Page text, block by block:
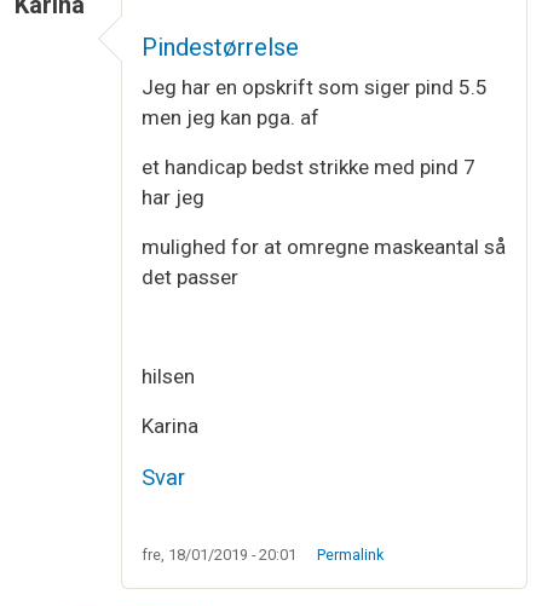
Pindestørrelse
Jeg har en opskrift som siger pind 5.5
men jeg kan pga. af
et handicap bedst strikke med pind 7
har jeg
mulighed for at omregne maskeantal så
det passer
hilsen
Karina
Svar
fre, 18/01/2019 - 20:01 Permalink